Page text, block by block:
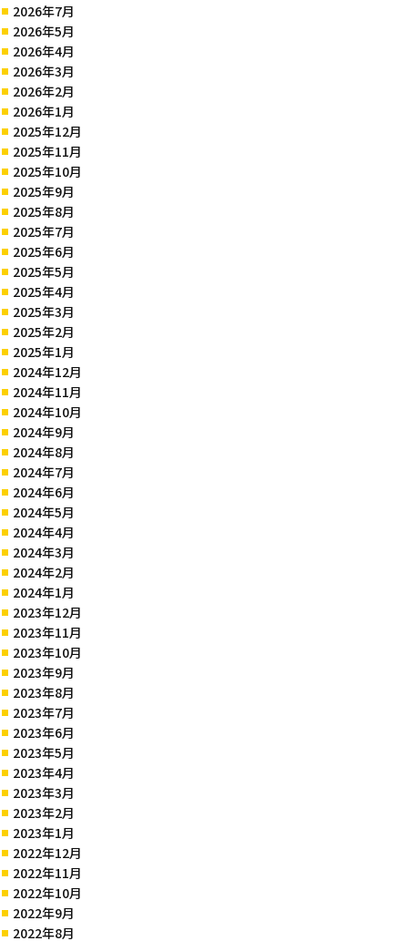
2026年7月
2026年5月
2026年4月
2026年3月
2026年2月
2026年1月
2025年12月
2025年11月
2025年10月
2025年9月
2025年8月
2025年7月
2025年6月
2025年5月
2025年4月
2025年3月
2025年2月
2025年1月
2024年12月
2024年11月
2024年10月
2024年9月
2024年8月
2024年7月
2024年6月
2024年5月
2024年4月
2024年3月
2024年2月
2024年1月
2023年12月
2023年11月
2023年10月
2023年9月
2023年8月
2023年7月
2023年6月
2023年5月
2023年4月
2023年3月
2023年2月
2023年1月
2022年12月
2022年11月
2022年10月
2022年9月
2022年8月